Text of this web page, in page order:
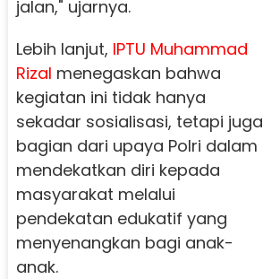
jalan," ujarnya.
Lebih lanjut, IPTU Muhammad
Rizal menegaskan bahwa
kegiatan ini tidak hanya
sekadar sosialisasi, tetapi juga
bagian dari upaya Polri dalam
mendekatkan diri kepada
masyarakat melalui
pendekatan edukatif yang
menyenangkan bagi anak-
anak.